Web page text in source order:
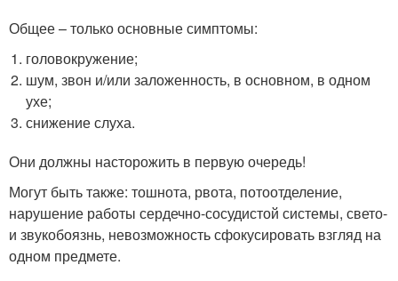
Общее – только основные симптомы:
головокружение;
шум, звон и/или заложенность, в основном, в одном
ухе;
снижение слуха.
Они должны насторожить в первую очередь!
Могут быть также: тошнота, рвота, потоотделение,
нарушение работы сердечно-сосудистой системы, свето-
и звукобоязнь, невозможность сфокусировать взгляд на
одном предмете.